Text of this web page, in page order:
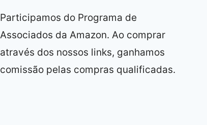
Participamos do Programa de
Associados da Amazon. Ao comprar
através dos nossos links, ganhamos
comissão pelas compras qualificadas.